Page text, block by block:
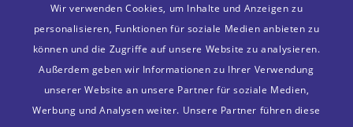
Mitgliedschaften
Deutscher Anwaltsverein e. V.
Wir verwenden Cookies, um Inhalte und Anzeigen zu
personalisieren, Funktionen für soziale Medien anbieten zu
können und die Zugriffe auf unsere Website zu analysieren.
Außerdem geben wir Informationen zu Ihrer Verwendung
unserer Website an unsere Partner für soziale Medien,
Werbung und Analysen weiter. Unsere Partner führen diese